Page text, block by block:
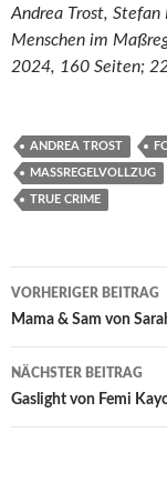
Andrea Trost, Stefan
Menschen im
2024, 160 Seiten;
ANDREA TROST
MASSREGELVOLLZUG
TRUE CRIME
VORHERIGER BEITRAG
Mama & Sam von
NÄCHSTER BEITRAG
Gaslight von Femi